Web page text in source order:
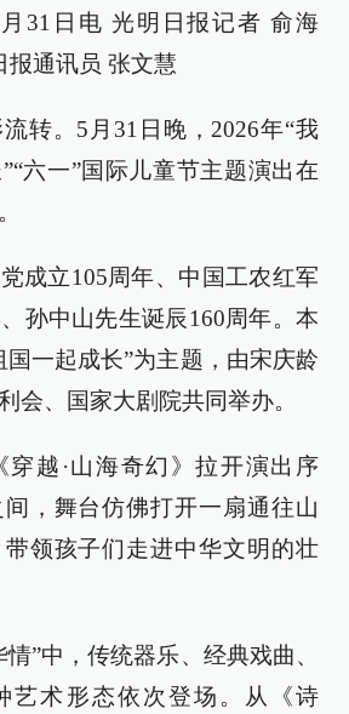
31日电 光明日报记者 俞海
报通讯员 张文慧
转。5月31日晚，2026年“我
六一”国际儿童节主题演出在
成立105周年、中国工农红军
孙中山先生诞辰160周年。本
国一起成长”为主题，由宋庆龄
会、国家大剧院共同举办。
穿越·山海奇幻》拉开演出序
，舞台仿佛打开一扇通往山
领孩子们走进中华文明的壮
”中，传统器乐、经典戏曲、
艺术形态依次登场。从《诗